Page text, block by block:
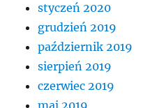
styczeń 2020
grudzień 2019
październik 2019
sierpień 2019
czerwiec 2019